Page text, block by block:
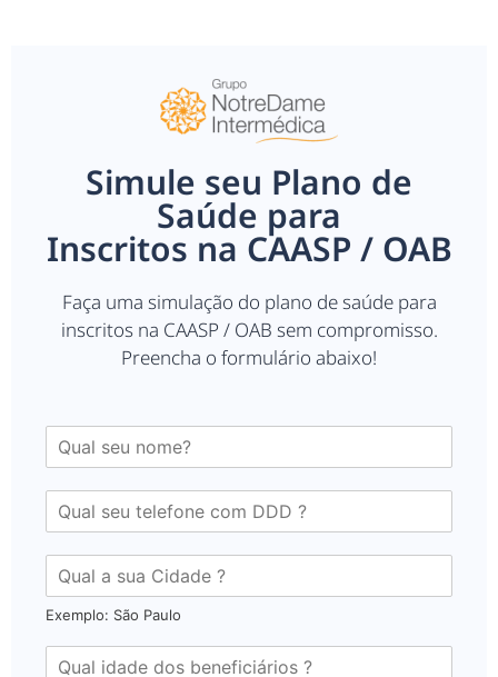
Simule seu Plano de
Saúde para
Inscritos na CAASP / OAB
Faça uma simulação do plano de saúde para
inscritos na CAASP / OAB sem compromisso.
Preencha o formulário abaixo!
Exemplo: São Paulo